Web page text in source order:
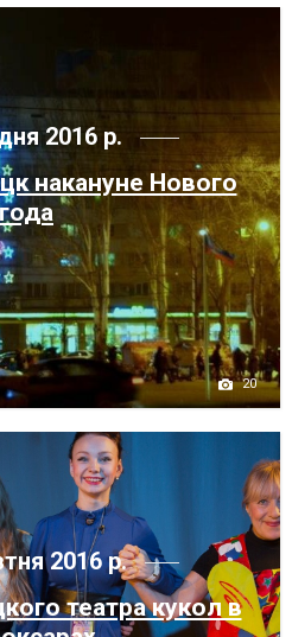
2016 р.
накануне Нового
года
20
2016 р.
театра кукол в